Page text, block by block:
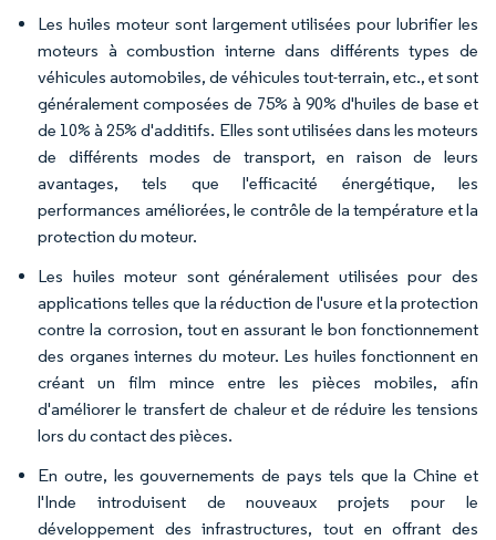
Les huiles moteur sont largement utilisées pour lubrifier les
moteurs à combustion interne dans différents types de
véhicules automobiles, de véhicules tout-terrain, etc., et sont
généralement composées de 75% à 90% d'huiles de base et
de 10% à 25% d'additifs. Elles sont utilisées dans les moteurs
de différents modes de transport, en raison de leurs
avantages, tels que l'efficacité énergétique, les
performances améliorées, le contrôle de la température et la
protection du moteur.
Les huiles moteur sont généralement utilisées pour des
applications telles que la réduction de l'usure et la protection
contre la corrosion, tout en assurant le bon fonctionnement
des organes internes du moteur. Les huiles fonctionnent en
créant un film mince entre les pièces mobiles, afin
d'améliorer le transfert de chaleur et de réduire les tensions
lors du contact des pièces.
En outre, les gouvernements de pays tels que la Chine et
l'Inde introduisent de nouveaux projets pour le
développement des infrastructures, tout en offrant des